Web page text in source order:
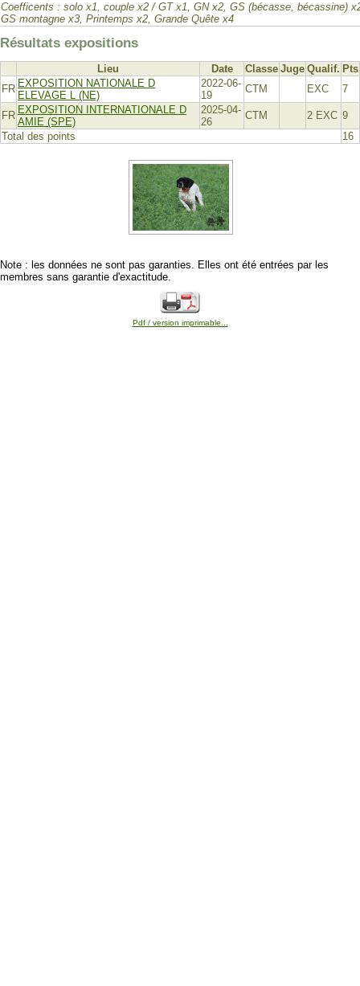
Coefficents : solo x1, couple x2 / GT x1, GN x2, GS (bécasse, bécassine)
GS montagne x3, Printemps x2, Grande Quête x4
Résultats expositions
Lieu Date Classe Juge Qualif. Pts
FR EXPOSITION NATIONALE D
ELEVAGE L (NE)
2022-06-
19
CTM EXC 7
FR EXPOSITION INTERNATIONALE D
AMIE (SPE)
2025-04-
26
CTM 2 EXC 9
Total des points
16
Note : les données ne sont pas garanties. Elles ont été entrées par les
membres sans garantie d'exactitude.
Pdf / version imprimable...